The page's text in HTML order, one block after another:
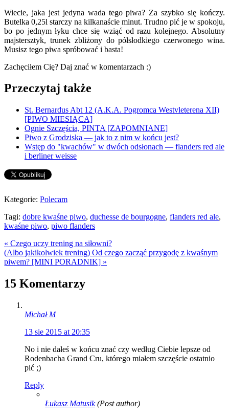
Wiecie, jaka jest jedyna wada tego piwa? Za szybko się kończy.
Butelka 0,25l starczy na kilkanaście minut. Trudno pić je w spokoju,
bo po jednym łyku chce się wziąć od razu kolejnego. Absolutny
majstersztyk, trunek zbliżony do półsłodkiego czerwonego wina.
Musisz tego piwa spróbować i basta!
Zachęciłem Cię? Daj znać w komentarzach :)
Przeczytaj także
St. Bernardus Abt 12 (A.K.A. Pogromca Westvleterena XII)
[PIWO MIESIĄCA]
Ognie Szczęścia, PINTA [ZAPOMNIANE]
Piwo z Grodziska — jak to z nim w końcu jest?
Wstęp do "kwachów" w dwóch odsłonach — flanders red ale
i berliner weisse
Kategorie: Polecam
Tagi: dobre kwaśne piwo, duchesse de bourgogne, flanders red ale,
kwaśne piwo, piwo flanders
« Czego uczy trening na siłowni?
(Albo jakikolwiek trening) Od czego zacząć przygodę z kwaśnym
piwem? [MINI PORADNIK] »
15 Komentarzy
Michał M
13 sie 2015 at 20:35
No i nie dałeś w końcu znać czy według Ciebie lepsze od
Rodenbacha Grand Cru, którego miałem szczęście ostatnio
pić ;)
Reply
Łukasz Matusik (Post author)